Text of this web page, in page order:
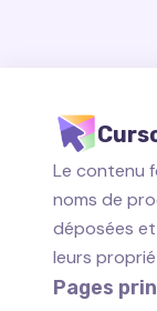
Le contenu
noms de
déposées
leurs
Pages